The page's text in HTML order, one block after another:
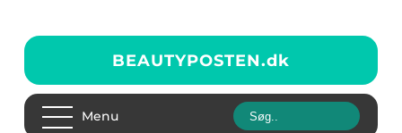
BEAUTYPOSTEN.dk
Menu